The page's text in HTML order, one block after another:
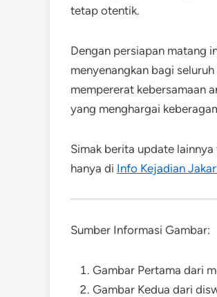
tetap otentik.
Dengan persiapan matang
menyenangkan bagi
mempererat kebersamaan
yang menghargai
Simak berita update
hanya di Info Kejadian
Sumber Informasi Gambar:
Gambar Pertama dari
Gambar Kedua dari